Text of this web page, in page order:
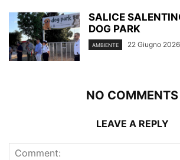
SALICE
DOG PARK
AMBIENTE 22 Giugno 2026
NO COMMENTS
LEAVE A REPLY